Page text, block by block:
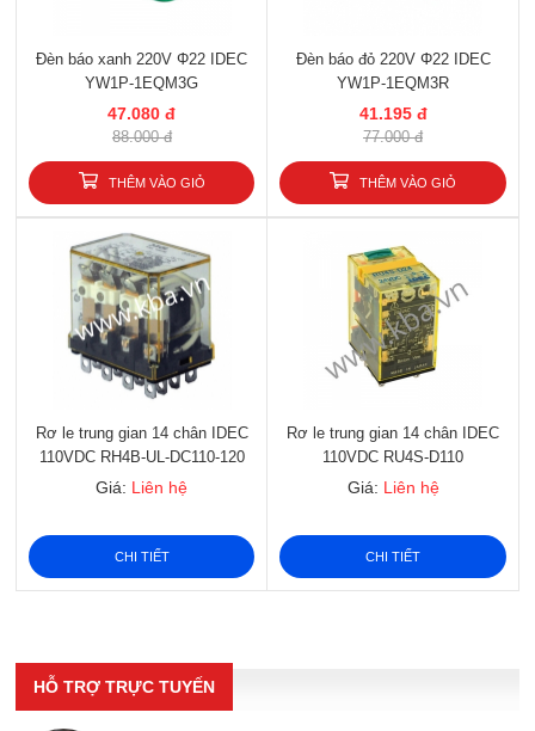
Đèn báo xanh 220V Φ22 IDEC
YW1P-1EQM3G
47.080 đ
88.000 đ
THÊM VÀO GIỎ
Đèn báo đỏ 220V Φ22 IDEC
YW1P-1EQM3R
41.195 đ
77.000 đ
THÊM VÀO GIỎ
Rơ le trung gian 14 chân IDEC
110VDC RH4B-UL-DC110-120
Giá: Liên hệ
CHI TIẾT
Rơ le trung gian 14 chân IDEC
110VDC RU4S-D110
Giá: Liên hệ
CHI TIẾT
HỖ TRỢ TRỰC TUYẾN